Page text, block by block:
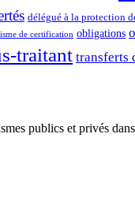
délégué à la protection
de certification obligations
traitant transferts
publics et privés